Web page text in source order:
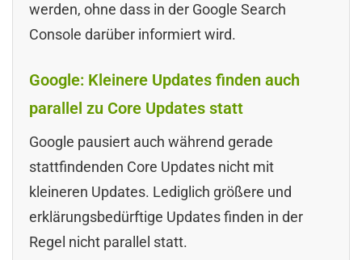
werden, ohne dass in der Google Search
Console darüber informiert wird.
Google: Kleinere Updates finden auch
parallel zu Core Updates statt
Google pausiert auch während gerade
stattfindenden Core Updates nicht mit
kleineren Updates. Lediglich größere und
erklärungsbedürftige Updates finden in der
Regel nicht parallel statt.